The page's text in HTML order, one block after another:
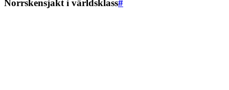
Norrskensjakt i världsklass#